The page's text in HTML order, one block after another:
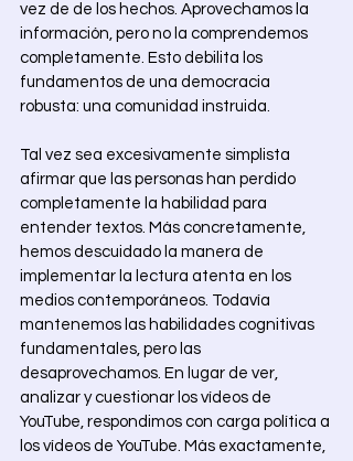
vez de de los hechos. Aprovechamos la
información, pero no la comprendemos
completamente. Esto debilita los
fundamentos de una democracia
robusta: una comunidad instruida.
Tal vez sea excesivamente simplista
afirmar que las personas han perdido
completamente la habilidad para
entender textos. Más concretamente,
hemos descuidado la manera de
implementar la lectura atenta en los
medios contemporáneos. Todavía
mantenemos las habilidades cognitivas
fundamentales, pero las
desaprovechamos. En lugar de ver,
analizar y cuestionar los vídeos de
YouTube, respondimos con carga política a
los vídeos de YouTube. Más exactamente,